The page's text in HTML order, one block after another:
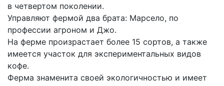
в четвертом поколении.
Управляют фермой два брата: Марсело, по
профессии агроном и Джо.
На ферме произрастает более 15 сортов, а также
имеется участок для экспериментальных видов
кофе.
Ферма знаменита своей экологичностью и имеет